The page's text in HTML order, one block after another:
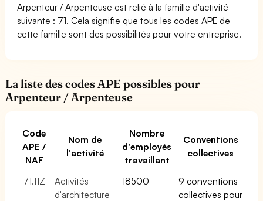
Arpenteur / Arpenteuse est relié à la famille d'activité
suivante : 71. Cela signifie que tous les codes APE de
cette famille sont des possibilités pour votre entreprise.
La liste des codes APE possibles pour
Arpenteur / Arpenteuse
Code
APE /
NAF
Nom de
l'activité
Nombre
d'employés
travaillant
Conventions
collectives
71.11Z
Activités
d'architecture
18500
9 conventions
collectives pour